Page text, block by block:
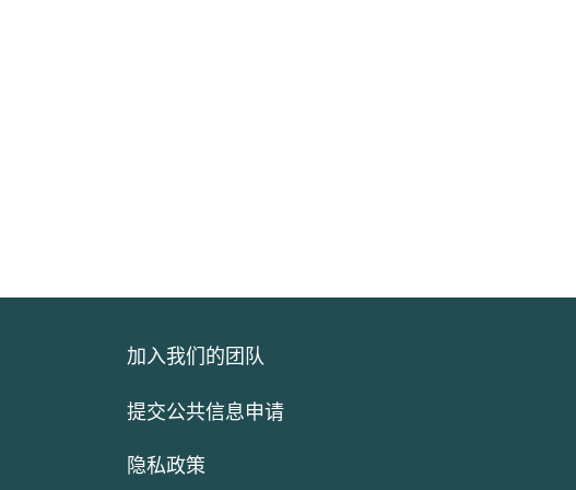
加入我们的团队
提交公共信息申请
隐私政策